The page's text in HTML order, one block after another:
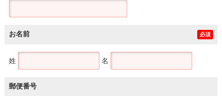
お名前 必須
姓 名
郵便番号